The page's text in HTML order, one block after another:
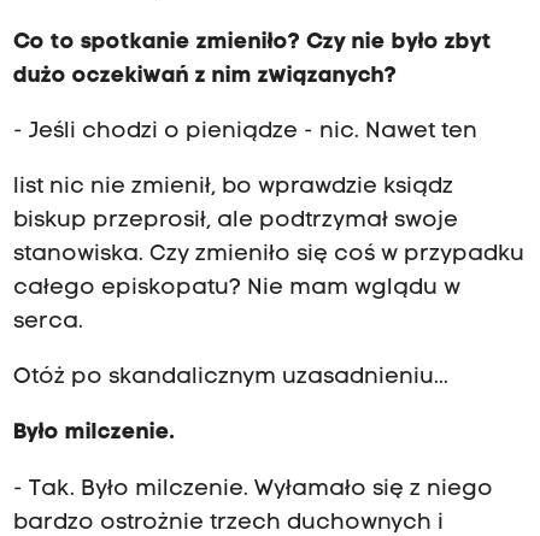
Co to spotkanie zmieniło? Czy nie było zbyt
dużo oczekiwań z nim związanych?
- Jeśli chodzi o pieniądze - nic. Nawet ten
list nic nie zmienił, bo wprawdzie ksiądz
biskup przeprosił, ale podtrzymał swoje
stanowiska. Czy zmieniło się coś w przypadku
całego episkopatu? Nie mam wglądu w
serca.
Otóż po skandalicznym uzasadnieniu...
Było milczenie.
- Tak. Było milczenie. Wyłamało się z niego
bardzo ostrożnie trzech duchownych i